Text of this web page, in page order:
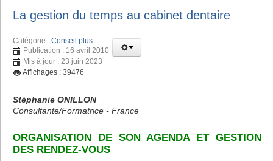
La gestion du temps au cabinet dentaire
Catégorie : Conseil plus
Publication : 16 avril 2010
Mis à jour : 23 juin 2023
Affichages : 39476
Stéphanie ONILLON
Consultante/Formatrice - France
ORGANISATION DE SON AGENDA ET GESTION
DES RENDEZ-VOUS